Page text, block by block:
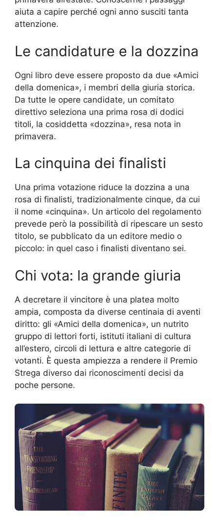
aiuta a capire perché ogni anno susciti tanta
attenzione.
Le candidature e la dozzina
Ogni libro deve essere proposto da due «Amici
della domenica», i membri della giuria storica.
Da tutte le opere candidate, un comitato
direttivo seleziona una prima rosa di dodici
titoli, la cosiddetta «dozzina», resa nota in
primavera.
La cinquina dei finalisti
Una prima votazione riduce la dozzina a una
rosa di finalisti, tradizionalmente cinque, da cui
il nome «cinquina». Un articolo del regolamento
prevede però la possibilità di ripescare un sesto
titolo, se pubblicato da un editore medio o
piccolo: in quel caso i finalisti diventano sei.
Chi vota: la grande giuria
A decretare il vincitore è una platea molto
ampia, composta da diverse centinaia di aventi
diritto: gli «Amici della domenica», un nutrito
gruppo di lettori forti, istituti italiani di cultura
all’estero, circoli di lettura e altre categorie di
votanti. È questa ampiezza a rendere il Premio
Strega diverso dai riconoscimenti decisi da
poche persone.